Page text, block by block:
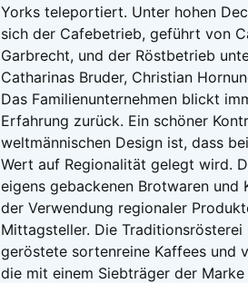
Yorks teleportiert. Unter hohen
sich der Cafebetrieb, geführt von
Garbrecht, und der Röstbetrieb
Catharinas Bruder, Christian
Das Familienunternehmen blickt
Erfahrung zurück. Ein schöner
weltmännischen Design ist, dass
Wert auf Regionalität gelegt wird.
eigens gebackenen Brotwaren und
der Verwendung regionaler
Mittagsteller. Die
geröstete sortenreine Kaffees und
die mit einem Siebträger der Marke